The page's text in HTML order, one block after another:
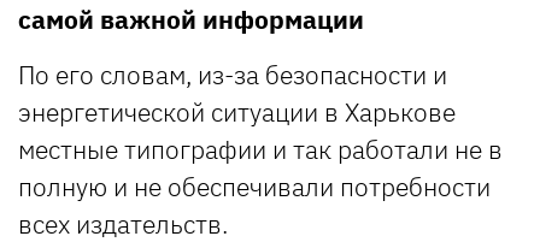
самой важной информации
По его словам, из-за безопасности и
энергетической ситуации в Харькове
местные типографии и так работали не в
полную и не обеспечивали потребности
всех издательств.